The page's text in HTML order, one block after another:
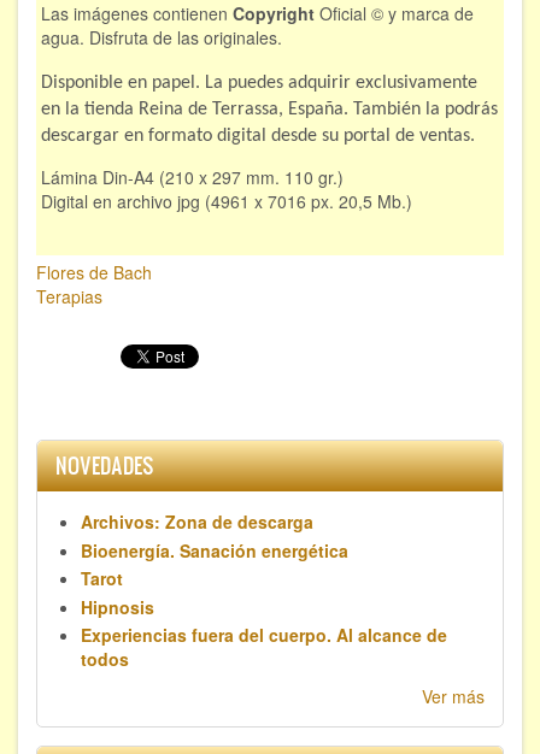
Las imágenes contienen Copyright Oficial © y marca de
agua. Disfruta de las originales.
Disponible en papel. La puedes adquirir exclusivamente
en la tienda Reina de Terrassa, España. También la podrás
descargar en formato digital desde su portal de ventas.
Lámina Din-A4 (210 x 297 mm. 110 gr.)
Digital en archivo jpg (4961 x 7016 px. 20,5 Mb.)
Flores de Bach
Terapias
NOVEDADES
Archivos: Zona de descarga
Bioenergía. Sanación energética
Tarot
Hipnosis
Experiencias fuera del cuerpo. Al alcance de
todos
Ver más